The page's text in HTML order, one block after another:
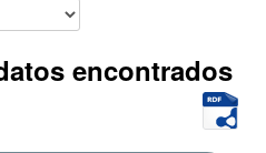
encontrados